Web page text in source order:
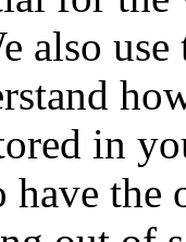
also
in
have